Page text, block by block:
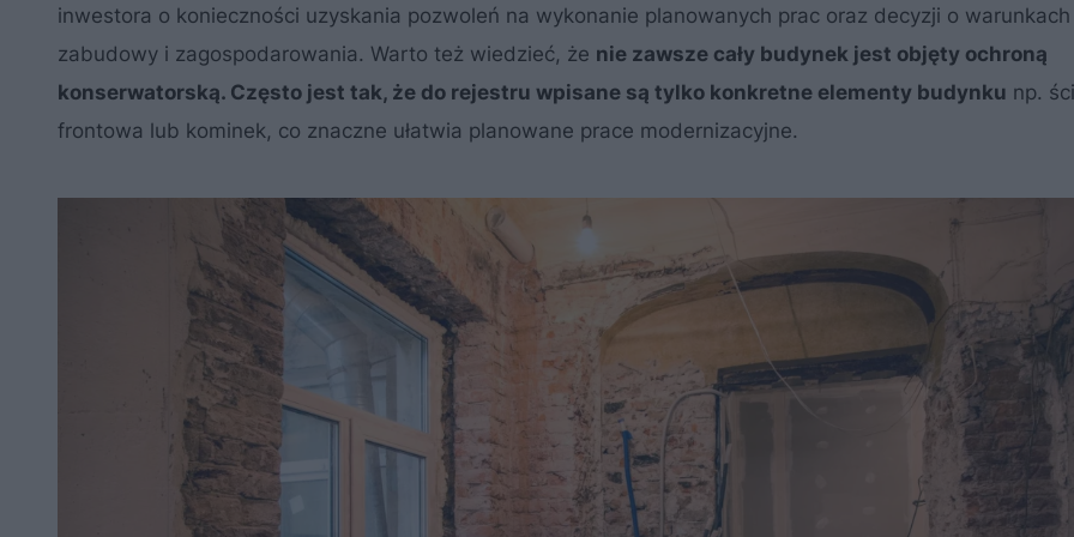
inwestora o konieczności uzyskania pozwoleń na wykonanie planowanych prac oraz decyzji o warunkach
zabudowy i zagospodarowania. Warto też wiedzieć, że nie zawsze cały budynek jest objęty ochroną
konserwatorską. Często jest tak, że do rejestru wpisane są tylko konkretne elementy budynku np.
frontowa lub kominek, co znaczne ułatwia planowane prace modernizacyjne.